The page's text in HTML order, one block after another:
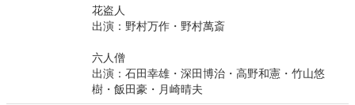
花盗人
出演：野村万作・野村萬斎
六人僧
出演：石田幸雄・深田博治・高野和憲・竹山悠
樹・飯田豪・月崎晴夫